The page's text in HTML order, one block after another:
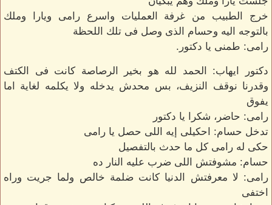
خرج الطبيب من غرفة العمليات واسرع رامى ويارا وملك
بالتوجه اليه وحسام الذى وصل فى تلك اللحظة
رامى: طمنى يا دكتور.
دكتور ايهاب: الحمد لله هو بخير الرصاصة كانت فى الكتف
وقدرنا نوقف النزيف، بس محدش يدخله ولا يكلمه لغاية اما
يفوق
رامى: حاضر، شكرا يا دكتور
تدخل حسام: احكيلى إيه اللى حصل يا رامى
حكى له رامى كل ما حدث بالتفصيل
حسام: مشوفتش اللى ضرب عليه النار ده
رامى: لا معرفتش الدنيا كانت ضلمة خالص ولما جريت وراه
اختفى